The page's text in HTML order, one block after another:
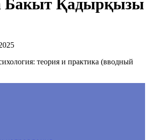
Бакыт Қадырқызы
теория и практика (вводный